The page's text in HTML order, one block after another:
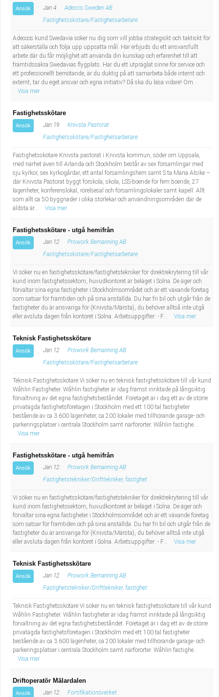
Ansök Jan 4
Adecco Sweden AB
Fastighetsskötare/Fastighetsarbetare
Adeccos kund Swedavia söker nu dig som vill jobba strategiskt och taktiskt för
att säkerställa och följa upp uppsatta mål. Här erbjuds du ett ansvarsfullt
arbete där du får möjlighet att använda din kunskap och erfarenhet till att
framtidssäkra Swedavias flygplats. Har du ett utpräglat sinne för service och
ett professionellt bemötande, är du duktig på att samarbeta både internt och
externt, tar du eget ansvar och egna initiativ? Då ska du läsa vidare! Om...
Visa mer
Fastighetsskötare
Ansök Jan 19
Knivsta Pastorat
Fastighetsskötare/Fastighetsarbetare
Fastighetsskötare Knivsta pastorat i Knivsta kommun, söder om Uppsala,
med närhet även till Arlanda och Stockholm består av sex församlingar med
sju kyrkor, sex kyrkogårdar, ett antal församlingshem samt S:ta Maria Alsike –
där Knivsta Pastorat byggt förskola, skola, LSS-boende för fem boende, 27
lägenheter, konferenslokal, rörelsesal och församlingslokaler samt kapell. Allt
som allt ca 50 byggnader i olika storlekar och användningsområden där de
äldsta är...
Visa mer
Fastighetsskötare - utgå hemifrån
Ansök Jan 12
Prowork Bemanning AB
Fastighetsskötare/Fastighetsarbetare
Vi söker nu en fastighetsskötare/fastighetstekniker för direktrekrytering till vår
kund inom fastighetssektorn, huvudkontoret är beläget i Solna. De äger och
förvaltar sina egna fastigheter i Stockholmsområdet och är ett växande företag
som satsar för framtiden och på sina anställda. Du har fri bil och utgår från de
fastigheter du är ansvariga för (Knivsta/Märsta), du behöver alltså inte utgå
eller avsluta dagen från kontoret i Solna. Arbetsuppgifter: - F...
Visa mer
Teknisk Fastighetsskötare
Ansök Jan 12
Prowork Bemanning AB
Fastighetsskötare/Fastighetsarbetare
Teknisk Fastighetsskötare Vi söker nu en teknisk fastighetsskötare till vår kund
Wåhlin Fastigheter. Wåhlin fastigheter är idag främst inriktade på långsiktig
förvaltning av det egna fastighetsbeståndet. Företaget är i dag ett av de större
privatägda fastighetsföretagen i Stockholm med ett 100 tal fastigheter
bestående av ca 3 600 lägenheter, ca 200 lokaler med tillhörande garage- och
parkeringsplatser i centrala Stockholm samt närförorter. Wåhlin fastighe...
Visa mer
Fastighetsskötare - utgå hemifrån
Ansök Jan 12
Prowork Bemanning AB
Fastighetstekniker/Drifttekniker, fastighet
Vi söker nu en fastighetsskötare/fastighetstekniker för direktrekrytering till vår
kund inom fastighetssektorn, huvudkontoret är beläget i Solna. De äger och
förvaltar sina egna fastigheter i Stockholmsområdet och är ett växande företag
som satsar för framtiden och på sina anställda. Du har fri bil och utgår från de
fastigheter du är ansvariga för (Knivsta/Märsta), du behöver alltså inte utgå
eller avsluta dagen från kontoret i Solna. Arbetsuppgifter: - F...
Visa mer
Teknisk Fastighetsskötare
Ansök Jan 12
Prowork Bemanning AB
Fastighetstekniker/Drifttekniker, fastighet
Teknisk Fastighetsskötare Vi söker nu en teknisk fastighetsskötare till vår kund
Wåhlin Fastigheter. Wåhlin fastigheter är idag främst inriktade på långsiktig
förvaltning av det egna fastighetsbeståndet. Företaget är i dag ett av de större
privatägda fastighetsföretagen i Stockholm med ett 100 tal fastigheter
bestående av ca 3 600 lägenheter, ca 200 lokaler med tillhörande garage- och
parkeringsplatser i centrala Stockholm samt närförorter. Wåhlin fastighe...
Visa mer
Driftoperatör Mälardalen
Ansök Jan 12 Fortifikationsverket